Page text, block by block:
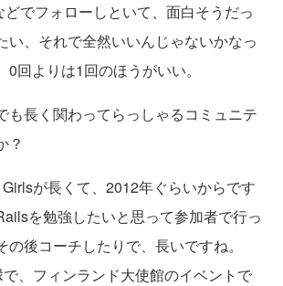
どでフォローしといて、面白そうだっ
い、それで全然いいんじゃないかなっ
回よりは1回のほうがいい。
も長く関わってらっしゃるコミュニテ
？
が長くて、2012年ぐらいからです
を勉強したいと思って参加者で行っ
の後コーチしたりで、長いですね。
、フィンランド大使館のイベントで